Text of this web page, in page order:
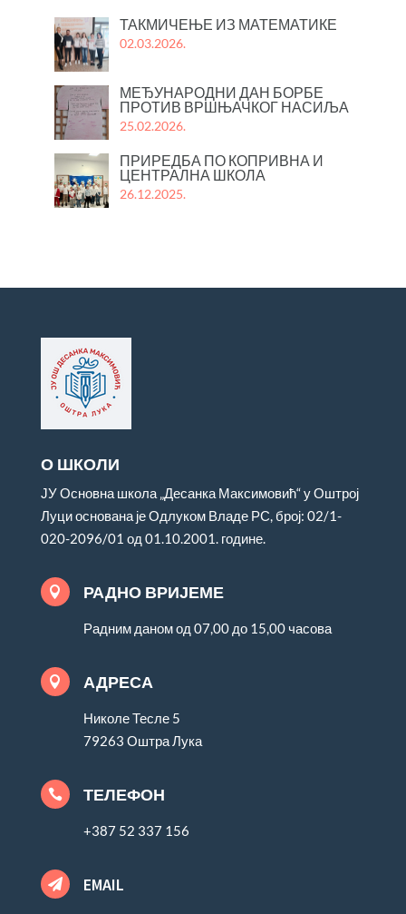
ТАКМИЧЕЊЕ ИЗ МАТЕМАТИКЕ
02.03.2026.
МЕЂУНАРОДНИ ДАН БОРБЕ
ПРОТИВ ВРШЊАЧКОГ НАСИЉА
25.02.2026.
ПРИРЕДБА ПО КОПРИВНА И
ЦЕНТРАЛНА ШКОЛА
26.12.2025.
О ШКОЛИ
ЈУ Основна школа „Десанка Максимовић“ у Оштрој
Луци основана је Одлуком Владе РС, број: 02/1-
020-2096/01 од 01.10.2001. године.
 РАДНО ВРИЈЕМЕ
Радним даном од 07,00 до 15,00 часова
 АДРЕСА
Николе Тесле 5
79263 Оштра Лука
 ТЕЛЕФОН
+387 52 337 156
 EMAIL